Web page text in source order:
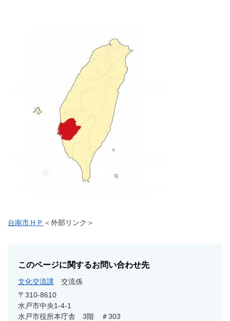
台南市ＨＰ ＜外部リンク＞
このページに関するお問い合わせ先
文化交流課
交流係
〒310-8610
水戸市中央1-4-1
水戸市役所本庁舎 3階 ＃303